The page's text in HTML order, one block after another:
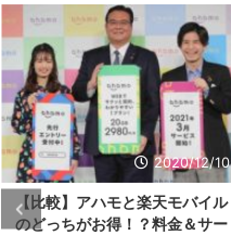
2021/1/24
【au格安】povo（ポヴォ）の
デメリットは！ソフトバンク＆